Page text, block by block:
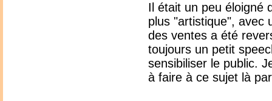
Il était un peu éloigné
plus "artistique", avec
des ventes a été
toujours un petit
sensibiliser le public.
à faire à ce sujet là